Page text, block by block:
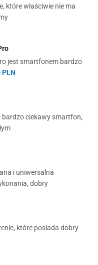
które właściwie nie ma
jest smartfonem bardzo
PLN
bardzo ciekawy smartfon,
i uniwersalna
dobry
które posiada dobry